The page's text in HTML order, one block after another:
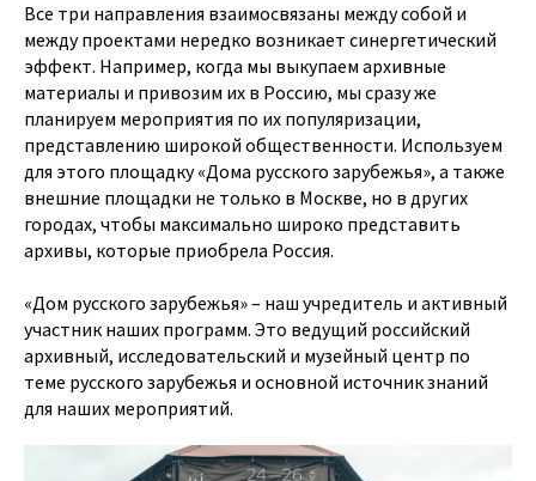
Все три направления взаимосвязаны между собой и
между проектами нередко возникает синергетический
эффект. Например, когда мы выкупаем архивные
материалы и привозим их в Россию, мы сразу же
планируем мероприятия по их популяризации,
представлению широкой общественности. Используем
для этого площадку «Дома русского зарубежья», а также
внешние площадки не только в Москве, но в других
городах, чтобы максимально широко представить
архивы, которые приобрела Россия.
«Дом русского зарубежья» – наш учредитель и активный
участник наших программ. Это ведущий российский
архивный, исследовательский и музейный центр по
теме русского зарубежья и основной источник знаний
для наших мероприятий.